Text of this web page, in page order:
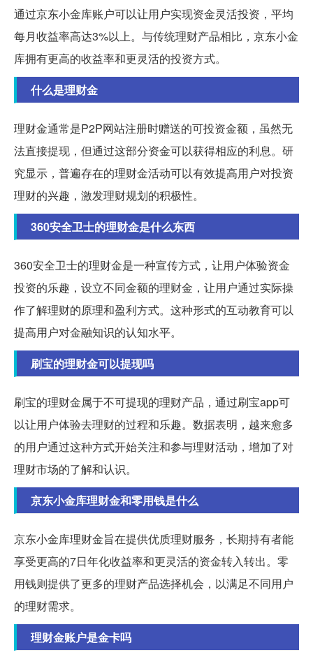
通过京东小金库账户可以让用户实现资金灵活投资，平均
每月收益率高达3%以上。与传统理财产品相比，京东小金
库拥有更高的收益率和更灵活的投资方式。
什么是理财金
理财金通常是P2P网站注册时赠送的可投资金额，虽然无
法直接提现，但通过这部分资金可以获得相应的利息。研
究显示，普遍存在的理财金活动可以有效提高用户对投资
理财的兴趣，激发理财规划的积极性。
360安全卫士的理财金是什么东西
360安全卫士的理财金是一种宣传方式，让用户体验资金
投资的乐趣，设立不同金额的理财金，让用户通过实际操
作了解理财的原理和盈利方式。这种形式的互动教育可以
提高用户对金融知识的认知水平。
刷宝的理财金可以提现吗
刷宝的理财金属于不可提现的理财产品，通过刷宝app可
以让用户体验去理财的过程和乐趣。数据表明，越来愈多
的用户通过这种方式开始关注和参与理财活动，增加了对
理财市场的了解和认识。
京东小金库理财金和零用钱是什么
京东小金库理财金旨在提供优质理财服务，长期持有者能
享受更高的7日年化收益率和更灵活的资金转入转出。零
用钱则提供了更多的理财产品选择机会，以满足不同用户
的理财需求。
理财金账户是金卡吗